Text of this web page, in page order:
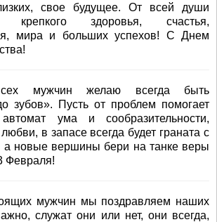
свое будущее. От всей души
здоровья, счастья,
мира и больших успехов! С Днем
мужчин желаю всегда быть
зубов». Пусть от проблем помогает
автомат ума и сообразительности,
в запасе всегда будет граната с
а новые вершины бери на танке веры
Февраля!
мужчин мы поздравляем наших
служат они или нет, они всегда,